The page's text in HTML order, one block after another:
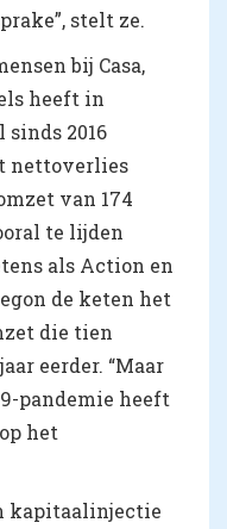
stelt ze.
bij Casa,
heeft in
2016
nettoverlies
van 174
te lijden
als Action en
de keten het
die tien
eerder. “Maar
pandemie heeft
het
kapitaalinjectie